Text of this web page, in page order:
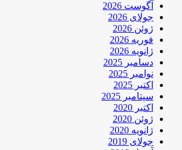
آگوست 2026
جولای 2026
ژوئن 2026
فوریه 2026
ژانویه 2026
دسامبر 2025
نوامبر 2025
اکتبر 2025
سپتامبر 2025
اکتبر 2020
ژوئن 2020
ژانویه 2020
جولای 2019